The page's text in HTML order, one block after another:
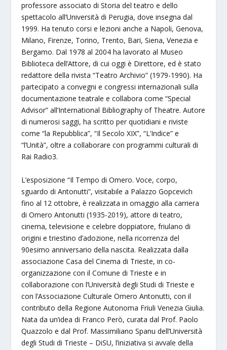
professore associato di Storia del teatro e dello
spettacolo all’Università di Perugia, dove insegna dal
1999. Ha tenuto corsi e lezioni anche a Napoli, Genova,
Milano, Firenze, Torino, Trento, Bari, Siena, Venezia e
Bergamo. Dal 1978 al 2004 ha lavorato al Museo
Biblioteca dell’Attore, di cui oggi è Direttore, ed è stato
redattore della rivista “Teatro Archivio” (1979-1990). Ha
partecipato a convegni e congressi internazionali sulla
documentazione teatrale e collabora come “Special
Advisor” all’International Bibliography of Theatre. Autore
di numerosi saggi, ha scritto per quotidiani e riviste
come “la Repubblica”, “Il Secolo XIX”, “L’Indice” e
“l’Unità”, oltre a collaborare con programmi culturali di
Rai Radio3.
L’esposizione “Il Tempo di Omero. Voce, corpo,
sguardo di Antonutti”, visitabile a Palazzo Gopcevich
fino al 12 ottobre, è realizzata in omaggio alla carriera
di Omero Antonutti (1935-2019), attore di teatro,
cinema, televisione e celebre doppiatore, friulano di
origini e triestino d’adozione, nella ricorrenza del
90esimo anniversario della nascita. Realizzata dalla
associazione Casa del Cinema di Trieste, in co-
organizzazione con il Comune di Trieste e in
collaborazione con l’Università degli Studi di Trieste e
con l’Associazione Culturale Omero Antonutti, con il
contributo della Regione Autonoma Friuli Venezia Giulia.
Nata da un’idea di Franco Però, curata dal Prof. Paolo
Quazzolo e dal Prof. Massimiliano Spanu dell’Università
degli Studi di Trieste – DiSU, l’iniziativa si avvale della